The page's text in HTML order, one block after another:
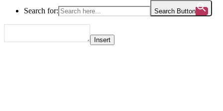
Search for:
Search Button
Insert